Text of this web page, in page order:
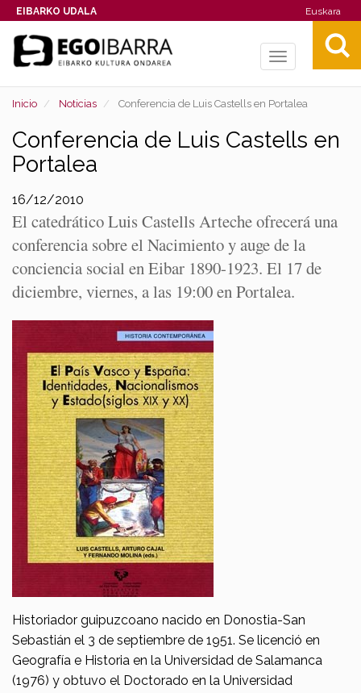
EIBARKO UDALA Euskara
Toggle
Inicio Noticias Conferencia de Luis Castells en Portalea
Conferencia de Luis Castells en
Portalea
16/12/2010
El catedrático Luis Castells Arteche ofrecerá una
conferencia sobre el Nacimiento y auge de la
conciencia social en Eibar 1890-1923. El 17 de
diciembre, viernes, a las 19:00 en Portalea.
Historiador guipuzcoano nacido en Donostia-San
Sebastián el 3 de septiembre de 1951. Se licenció en
Geografía e Historia en la Universidad de Salamanca
(1976) y obtuvo el Doctorado en la Universidad